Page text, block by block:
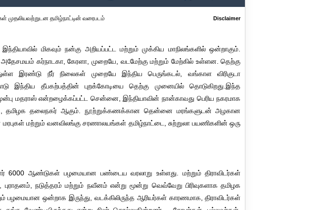
முதலியவற்றுடன தமிழ்நாட்டின் வரைபடம் Disclaimer
மிகவும் நன்கு அறியப்பட்ட மற்றும் முக்கிய மாநிலங்களில் ஒன்றாகும்.
கர்நாடகா, கேரளா, முறையே, வடமேற்கு மற்றும் மேற்கில் உள்ளன. தெற்கு
இரண்டு நீர் நிலைகள் முறையே இந்திய பெருங்கடல், வங்காள விரிகுடா
இந்திய தீபகற்பத்தின் புறக்கோடியை தெற்கு முனையில் தொடுகிறது.இந்த
மதராஸ் என்றழைக்கப்பட்ட சென்னை, இந்தியாவின் நான்காவது பெரிய நகரமாக
, தமிழக தலைநகர் ஆகும். நூற்றுக்கணக்கான தென்னை மரங்களுடன் அழகான
மற்றும் வனவிலங்கு சரணாலயங்கள் தமிழ்நாட்டை, சுற்றுலா பயணிகளின் ஒரு
6000 ஆண்டுகள் பழமையான பண்டைய வரலாறு உள்ளது. மற்றும் திராவிடர்கள்
புராதனம், நடுத்தரம் மற்றும் நவீனம் என்று மூன்று வெவ்வேறு பிரிவுகளாக தமிழக
பழமையான ஒன்றாக இருந்து, வடக்கிலிருந்த ஆரியர்கள் காரணமாக, திராவிடர்கள்